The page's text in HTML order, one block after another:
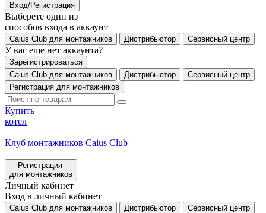
Вход/Регистрация
Выберете один из
способов входа в аккаунт
Caius Club для монтажников Дистрибьютор Сервисный центр
У вас еще нет аккаунта?
Зарегистрироваться
Caius Club для монтажников
Дистрибьютор
Сервисный центр
Регистрация для монтажников
Купить
котел
Клуб монтажников Caius Club
Регистрация
для монтажников
Личный кабинет
Вход в личный кабинет
Caius Club для монтажников Дистрибьютор Сервисный центр